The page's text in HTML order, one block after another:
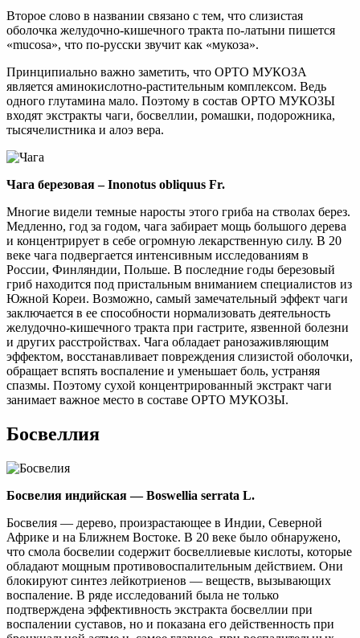
Второе слово в названии связано с тем, что слизистая
оболочка желудочно-кишечного тракта по-латыни пишется
«mucosa», что по-русски звучит как «мукоза».
Принципиально важно заметить, что ОРТО МУКОЗА
является аминокислотно-растительным комплексом. Ведь
одного глутамина мало. Поэтому в состав ОРТО МУКОЗЫ
входят экстракты чаги, босвеллии, ромашки, подорожника,
тысячелистника и алоэ вера.
Чага березовая – Inonotus obliquus Fr.
Многие видели темные наросты этого гриба на стволах берез.
Медленно, год за годом, чага забирает мощь большого дерева
и концентрирует в себе огромную лекарственную силу. В 20
веке чага подвергается интенсивным исследованиям в
России, Финляндии, Польше. В последние годы березовый
гриб находится под пристальным вниманием специалистов из
Южной Кореи. Возможно, самый замечательный эффект чаги
заключается в ее способности нормализовать деятельность
желудочно-кишечного тракта при гастрите, язвенной болезни
и других расстройствах. Чага обладает ранозаживляющим
эффектом, восстанавливает повреждения слизистой оболочки,
обращает вспять воспаление и уменьшает боль, устраняя
спазмы. Поэтому сухой концентрированный экстракт чаги
занимает важное место в составе ОРТО МУКОЗЫ.
Босвеллия
Босвелия индийская — Boswellia serrata L.
Босвелия — дерево, произрастающее в Индии, Северной
Африке и на Ближнем Востоке. В 20 веке было обнаружено,
что смола босвелии содержит босвеллиевые кислоты, которые
обладают мощным противовоспалительным действием. Они
блокируют синтез лейкотриенов — веществ, вызывающих
воспаление. В ряде исследований была не только
подтверждена эффективность экстракта босвеллии при
воспалении суставов, но и показана его действенность при